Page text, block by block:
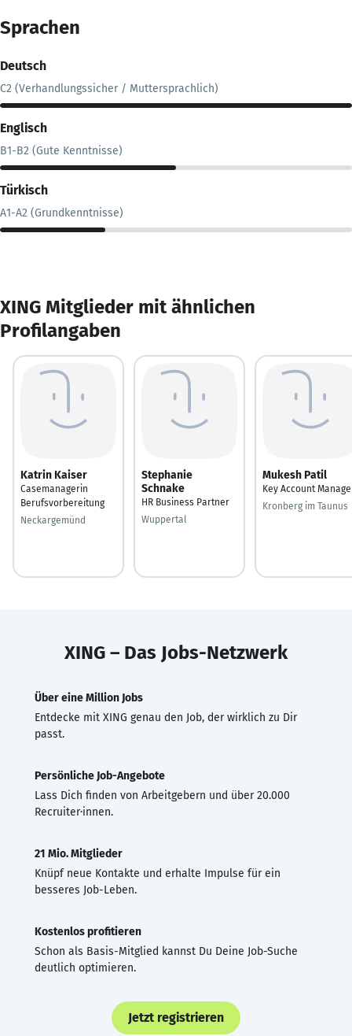
Sprachen
Deutsch
C2 (Verhandlungssicher / Muttersprachlich)
Englisch
B1-B2 (Gute Kenntnisse)
Türkisch
A1-A2 (Grundkenntnisse)
XING Mitglieder mit ähnlichen
Profilangaben
Katrin Kaiser
Casemanagerin
Berufsvorbereitung
Neckargemünd
Stephanie
Schnake
HR Business Partner
Wuppertal
Mukesh Patil
Key Account
Kronberg im Taunus
XING – Das Jobs-Netzwerk
Über eine Million Jobs
Entdecke mit XING genau den Job, der wirklich zu Dir
passt.
Persönliche Job-Angebote
Lass Dich finden von Arbeitgebern und über 20.000
Recruiter·innen.
21 Mio. Mitglieder
Knüpf neue Kontakte und erhalte Impulse für ein
besseres Job-Leben.
Kostenlos profitieren
Schon als Basis-Mitglied kannst Du Deine Job-Suche
deutlich optimieren.
Jetzt registrieren